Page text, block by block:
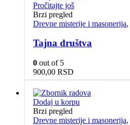
Pročitajte još
Brzi pregled
Drevne misterije i masonerija,
Tajna društva
0 out of 5
900,00 RSD
Dodaj u korpu
Brzi pregled
Drevne misterije i masonerija,